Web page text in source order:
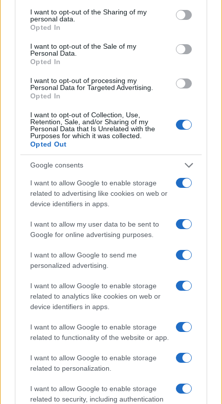
I want to opt-out of the Sharing of my
personal data.
Opted In
I want to opt-out of the Sale of my
Personal Data.
Opted In
I want to opt-out of processing my
Personal Data for Targeted Advertising.
Opted In
I want to opt-out of Collection, Use,
Retention, Sale, and/or Sharing of my
Personal Data that Is Unrelated with the
Purposes for which it was collected.
Opted Out
Google consents
I want to allow Google to enable storage
related to advertising like cookies on web or
device identifiers in apps.
I want to allow my user data to be sent to
Google for online advertising purposes.
I want to allow Google to send me
personalized advertising.
I want to allow Google to enable storage
related to analytics like cookies on web or
device identifiers in apps.
I want to allow Google to enable storage
related to functionality of the website or app.
I want to allow Google to enable storage
related to personalization.
I want to allow Google to enable storage
related to security, including authentication
decidere cosa può succedere in un paese
piuttosto che in un altro”.
Leggi anche:
Dubbi su Maduro? Guardate chi lo difende
Traduzione simultanea: non importa se Maduro
imprigiona gli oppositori, trucca le elezioni e
affama il suo popolo. Il problema vero è che non
“il Trump di turno”
. È l’antiamericanismo
come riflesso pavloviano, è la geopolitica vista
con gli occhiali del corteo. Landini riesce in un
capolavoro: parlare di diritto internazionale senza
mai nominare la parola “dittatura”, invocare la
democrazia senza difendere chi la chiede davvero,
usa quotidianamente contro i cittadini.
Non è ingenuità. È qualcosa di peggio:
l’ideologia che acceca . Quella per cui se un
regime è “anti-occidentale” allora, in qualche
modo, va compreso. Giustificato. Assolto. E così,
mentre il Venezuela sprofonda, Landini guarda
altrove. Sempre pronti a indignarsi contro
l’Occidente, sempre distratti quando l’oppressione
prevedibile ipocrisia.